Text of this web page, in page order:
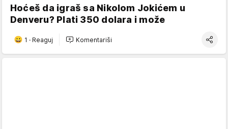
Hoćeš da igraš sa Nikolom Jokićem u
Denveru? Plati 350 dolara i može
1 · Reaguj Komentariši